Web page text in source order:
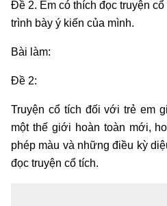
Đề 2. Em có thích đọc truyện
trình bày ý kiến của mình.
Bài làm:
Đề 2:
Truyện cổ tích đối với trẻ em
một thế giới hoàn toàn mới,
phép màu và những điều kỳ
đọc truyện cổ tích.